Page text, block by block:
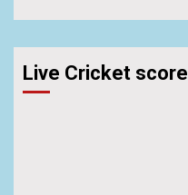
Live Cricket score